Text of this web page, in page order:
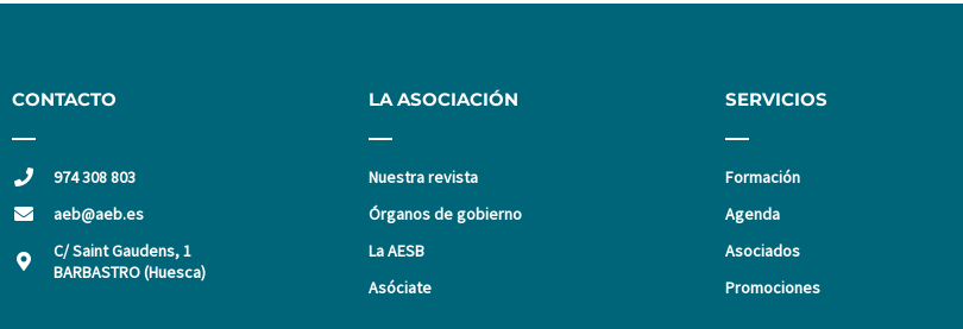
CONTACTO
974 308 803
aeb@aeb.es
C/ Saint Gaudens, 1
BARBASTRO (Huesca)
LA ASOCIACIÓN
Nuestra revista
Órganos de gobierno
La AESB
Asóciate
SERVICIOS
Formación
Agenda
Asociados
Promociones